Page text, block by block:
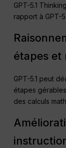
GPT-5.1
rapport à GPT-5
étapes et
GPT-5.1 peut
étapes
des calculs